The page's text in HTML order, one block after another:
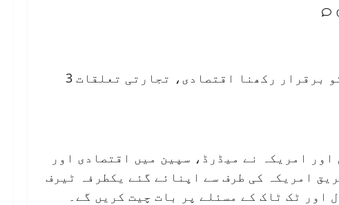
برقرار رکھنا اقتصادی، تجارتی تعلقات 3
کی سہ پہر چین اور امریکہ نے میڈرڈ، سپین میں اقتصادی اور
امریکہ کی طرف سے اپنائے گئے یکطرفہ ٹیرف
اور ٹک ٹاک کے مسئلے پر بات چیت کریں گے۔